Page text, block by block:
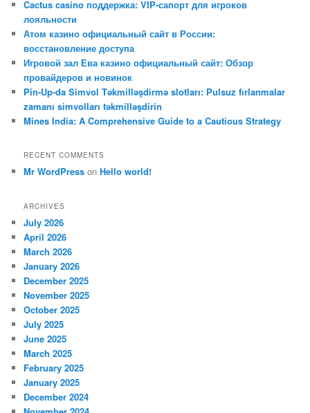
h
Cactus casino поддержка: VIP-сапорт для игроков
лояльности
Атом казино официальный сайт в России:
восстановление доступа
Игровой зал Ева казино официальный сайт: Обзор
провайдеров и новинок
Pin-Up-da Simvol Təkmilləşdirmə slotları: Pulsuz fırlanmalar
zamanı simvolları təkmilləşdirin
Mines India: A Comprehensive Guide to a Cautious Strategy
RECENT COMMENTS
Mr WordPress onHello world!
ARCHIVES
July 2026
April 2026
March 2026
January 2026
December 2025
November 2025
October 2025
July 2025
June 2025
March 2025
February 2025
January 2025
December 2024